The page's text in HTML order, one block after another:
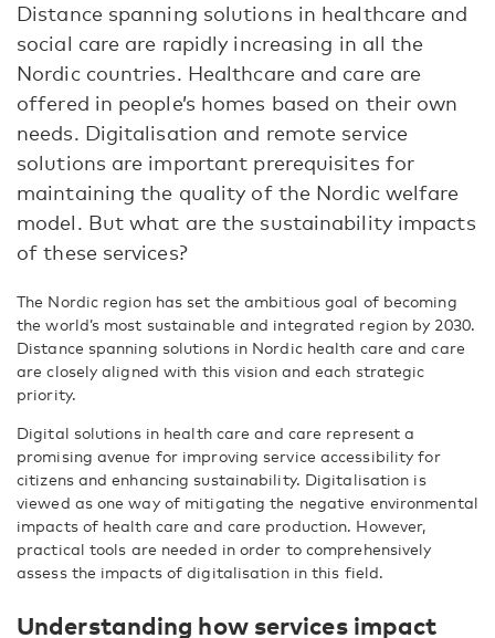
Distance spanning solutions in healthcare and
social care are rapidly increasing in all the
Nordic countries. Healthcare and care are
offered in people’s homes based on their own
needs. Digitalisation and remote service
solutions are important prerequisites for
maintaining the quality of the Nordic welfare
model. But what are the sustainability impacts
of these services?
The Nordic region has set the ambitious goal of becoming
the world’s most sustainable and integrated region by 2030.
Distance spanning solutions in Nordic health care and care
are closely aligned with this vision and each strategic
priority.
Digital solutions in health care and care represent a
promising avenue for improving service accessibility for
citizens and enhancing sustainability. Digitalisation is
viewed as one way of mitigating the negative environmental
impacts of health care and care production. However,
practical tools are needed in order to comprehensively
assess the impacts of digitalisation in this field.
Understanding how services impact